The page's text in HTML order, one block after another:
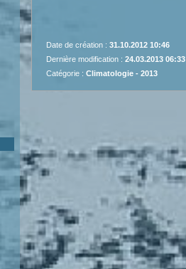
Date de création : 31.10.2012 10:46
Dernière modification : 24.03.2013 06:33
Catégorie : Climatologie - 2013